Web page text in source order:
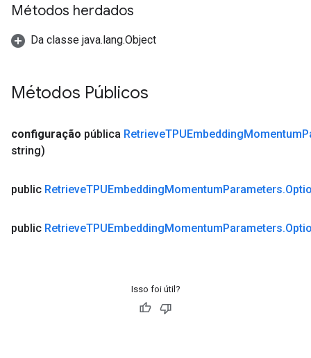
Métodos herdados
Da classe java.lang.Object
Métodos Públicos
configuração pública RetrieveTPUEmbeddingMomentum
string)
public RetrieveTPUEmbeddingMomentumParameters.
public RetrieveTPUEmbeddingMomentumParameters.
Isso foi útil?